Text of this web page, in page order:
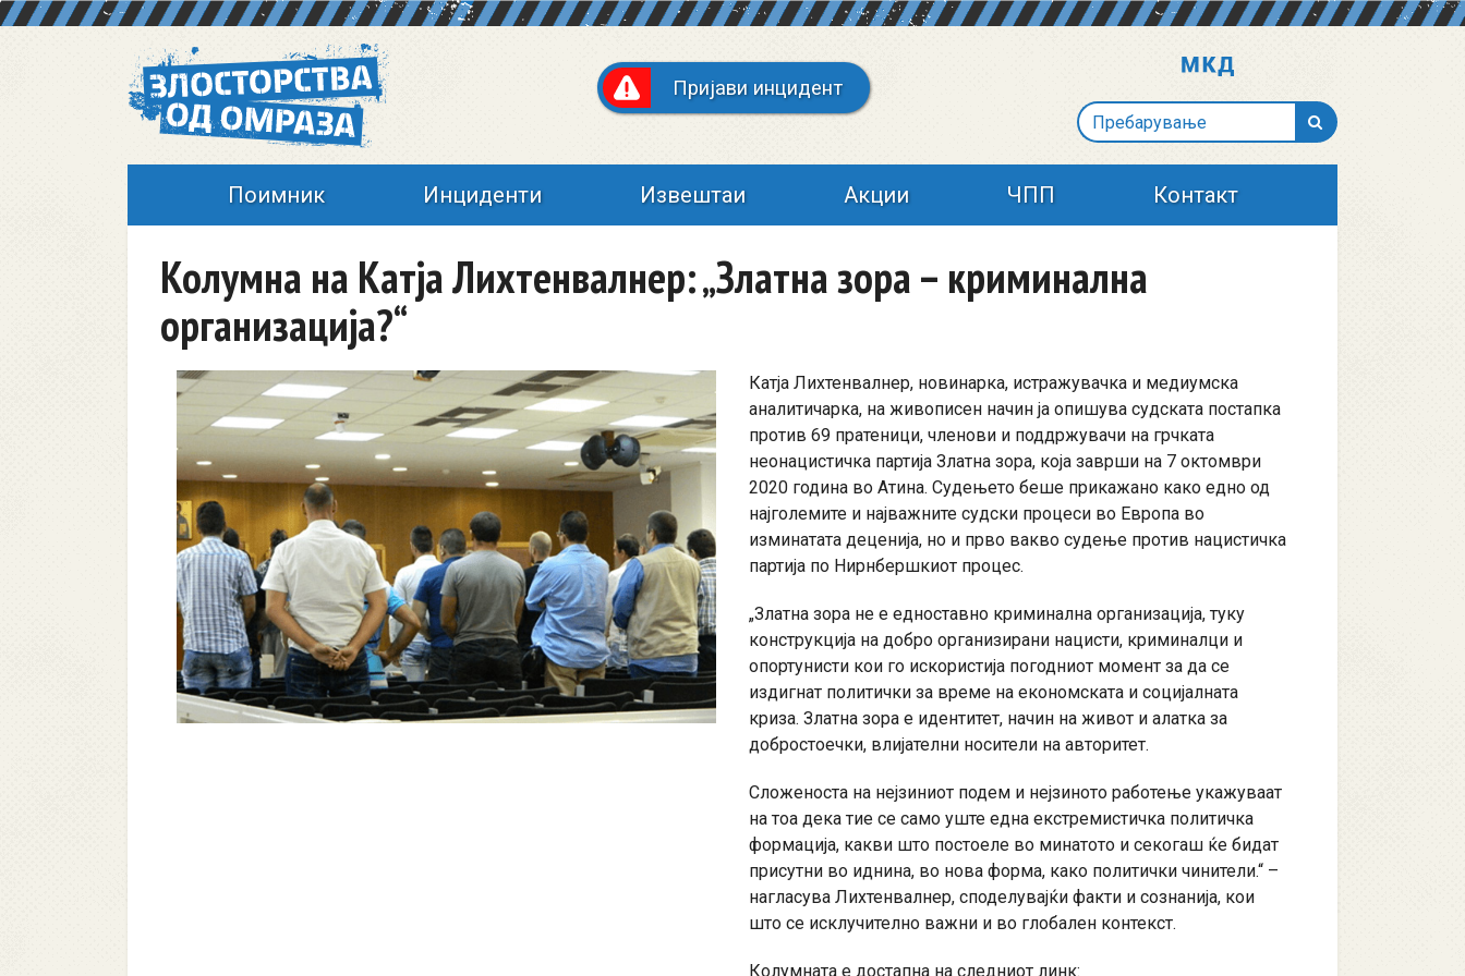
Пријави инцидент
Пребарување
Поимник Инциденти Извештаи Акции ЧПП Контакт
Колумна на Катја Лихтенвалнер: „Златна зора – криминална
организација?“
Катја Лихтенвалнер, новинарка, истражувачка и медиумска
аналитичарка, на живописен начин ја опишува судската постапка
против 69 пратеници, членови и поддржувачи на грчката
неонацистичка партија Златна зора, која заврши на 7 октомври
2020 година во Атина. Судењето беше прикажано како едно од
најголемите и најважните судски процеси во Европа во
изминатата деценија, но и прво вакво судење против нацистичка
партија по Нирнбершкиот процес.
„Златна зора не е едноставно криминална организација, туку
конструкција на добро организирани нацисти, криминалци и
опортунисти кои го искористија погодниот момент за да се
издигнат политички за време на економската и социјалната
криза. Златна зора е идентитет, начин на живот и алатка за
добростоечки, влијателни носители на авторитет.
Сложеноста на нејзиниот подем и нејзиното работење укажуваат
на тоа дека тие се само уште една екстремистичка политичка
формација, какви што постоеле во минатото и секогаш ќе бидат
присутни во иднина, во нова форма, како политички чинители.“ –
нагласува Лихтенвалнер, споделувајќи факти и сознанија, кои
што се исклучително важни и во глобален контекст.
Колумната е достапна на следниот линк: